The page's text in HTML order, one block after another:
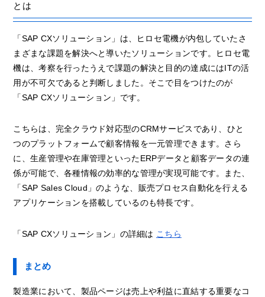
とは
「SAP CXソリューション」は、ヒロセ電機が内包していたさ
まざまな課題を解決へと導いたソリューションです。ヒロセ電
機は、考察を行ったうえで課題の解決と目的の達成にはITの活
用が不可欠であると判断しました。そこで目をつけたのが
「SAP CXソリューション」です。
こちらは、完全クラウド対応型のCRMサービスであり、ひと
つのプラットフォームで顧客情報を一元管理できます。さら
に、生産管理や在庫管理といったERPデータと顧客データの連
係が可能で、各種情報の効率的な管理が実現可能です。また、
「SAP Sales Cloud」のような、販売プロセス自動化を行える
アプリケーションを搭載しているのも特長です。
「SAP CXソリューション」の詳細は こちら
まとめ
製造業において、製品ページは売上や利益に直結する重要なコ